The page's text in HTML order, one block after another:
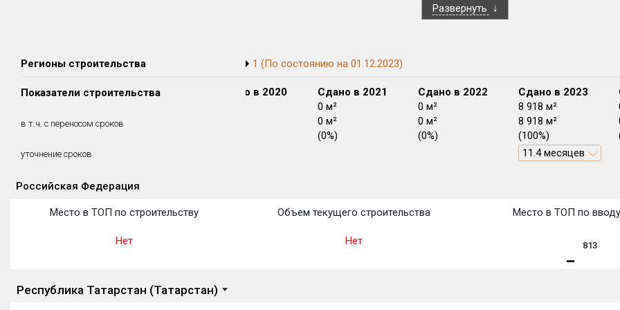
Развернуть
Регионы строительства 1 (По состоянию на 01.12.2023)
Показатели строительства
в т.ч. с переносом сроков
уточнение сроков
Сдано в 2018
0 м²
Сдано в 2019
0 м²
Сдано в 2020
Сдано в 2021
0 м²
0 м²
(0%)
Сдано в 2022
0 м²
0 м²
(0%)
Сдано в 2023
8 918 м²
8 918 м²
(100%)
11.4 месяцев
Российская Федерация
Место в ТОП по строительству
Нет
Объем текущего строительства
Нет
Место в ТОП по
813
Республика Татарстан (Татарстан)